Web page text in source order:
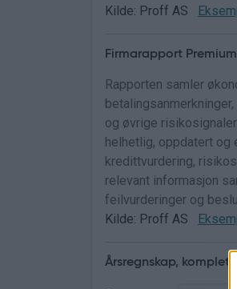
Kilde: Proff AS
Firmarapport Premium
Rapporten samler
og øvrige
helhetlig, oppdatert og
kredittvurdering,
relevant informasjon
feilvurderinger og
Kilde: Proff AS
Årsregnskap, komplett